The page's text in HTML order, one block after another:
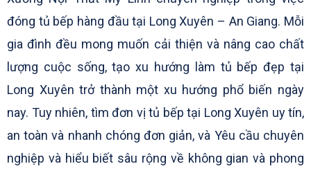
đóng tủ bếp hàng đầu tại Long Xuyên – An Giang. Mỗi
gia đình đều mong muốn cải thiện và nâng cao chất
lượng cuộc sống, tạo xu hướng làm tủ bếp đẹp tại
Long Xuyên trở thành một xu hướng phổ biến ngày
nay. Tuy nhiên, tìm đơn vị tủ bếp tại Long Xuyên uy tín,
an toàn và nhanh chóng đơn giản, và Yêu cầu chuyên
nghiệp và hiểu biết sâu rộng về không gian và phong